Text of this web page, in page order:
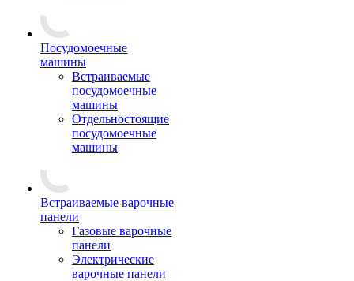
Посудомоечные
машины
Встраиваемые
посудомоечные
машины
Отдельностоящие
посудомоечные
машины
Встраиваемые варочные
панели
Газовые варочные
панели
Электрические
варочные панели